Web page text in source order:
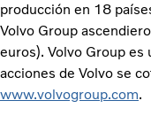
producción en 18
Volvo Group
euros). Volvo Group es
acciones de Volvo se
www.volvogroup.com.